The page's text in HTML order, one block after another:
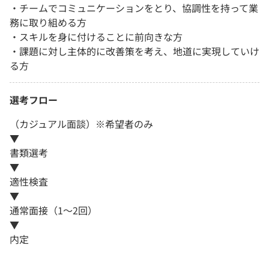
・チームでコミュニケーションをとり、協調性を持って業
務に取り組める方
・スキルを身に付けることに前向きな方
・課題に対し主体的に改善策を考え、地道に実現していけ
る方
選考フロー
（カジュアル面談）※希望者のみ
▼
書類選考
▼
適性検査
▼
通常面接（1～2回）
▼
内定